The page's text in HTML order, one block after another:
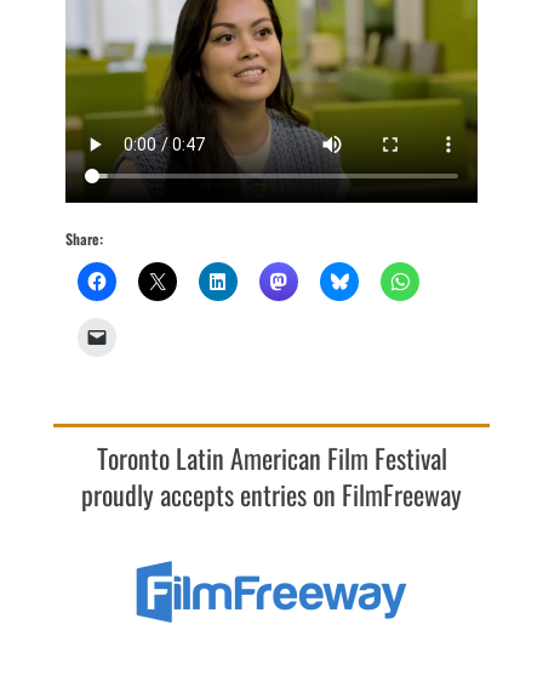
Share:
Toronto Latin American Film Festival
proudly accepts entries on FilmFreeway